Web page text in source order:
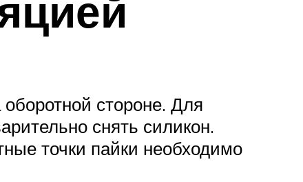
стороне. Для
снять силикон.
точки пайки необходимо